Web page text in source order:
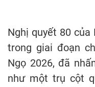
Nghị quyết 80 của
trong giai đoạn
Ngọ 2026, đã
như một trụ cột